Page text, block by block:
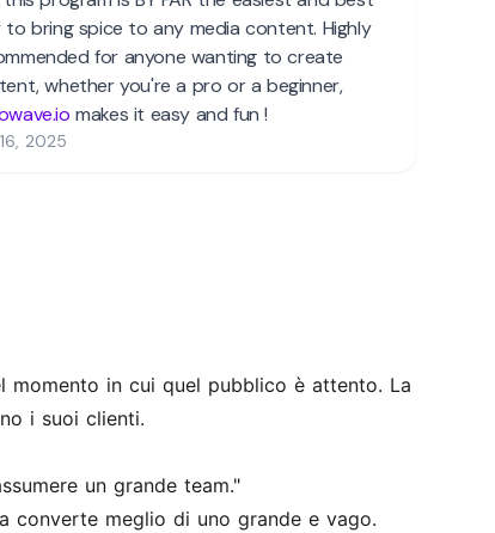
in cui quel pubblico è attento. La
i suoi clienti.
un grande team."
converte meglio di uno grande e vago.